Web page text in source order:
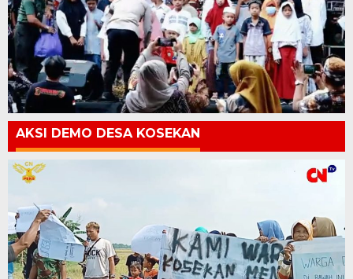
AKSI DEMO DESA KOSEKAN